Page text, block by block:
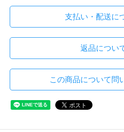
支払い・配送に
返品につい
この商品について問